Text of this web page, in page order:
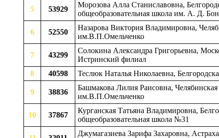
5 53929
Морозова Алла Станиславовна,
общеобразовательная школа им. А. Д.
6 52550
Назарова Виктория Владимировна,
им.В.П.Омельченко
7 43299
Солокина Александра Григорьевна,
Истринский филиал
8
40598 Теслюк Наталья Николаевна,
9 38836
Башмакова Лилия Раисовна,
им.В.П.Омельченко
10 37867
Курганская Татьяна Владимировна,
общеобразовательная школа №31
Джумагазиева Зарифа Захаровна,